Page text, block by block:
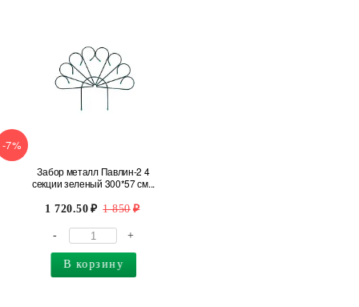
-7%
Забор металл Павлин-2 4
секции зеленый 300*57 см...
1 720.50 1 850
- +
В корзину